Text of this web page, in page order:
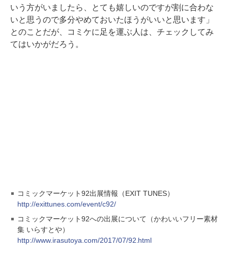
いう方がいましたら、とても嬉しいのですが割に合わな
いと思うので多分やめておいたほうがいいと思います」
とのことだが、コミケに足を運ぶ人は、チェックしてみ
てはいかがだろう。
コミックマーケット92出展情報（EXIT TUNES）
http://exittunes.com/event/c92/
コミックマーケット92への出展について（かわいいフリー素材
集 いらすとや）
http://www.irasutoya.com/2017/07/92.html